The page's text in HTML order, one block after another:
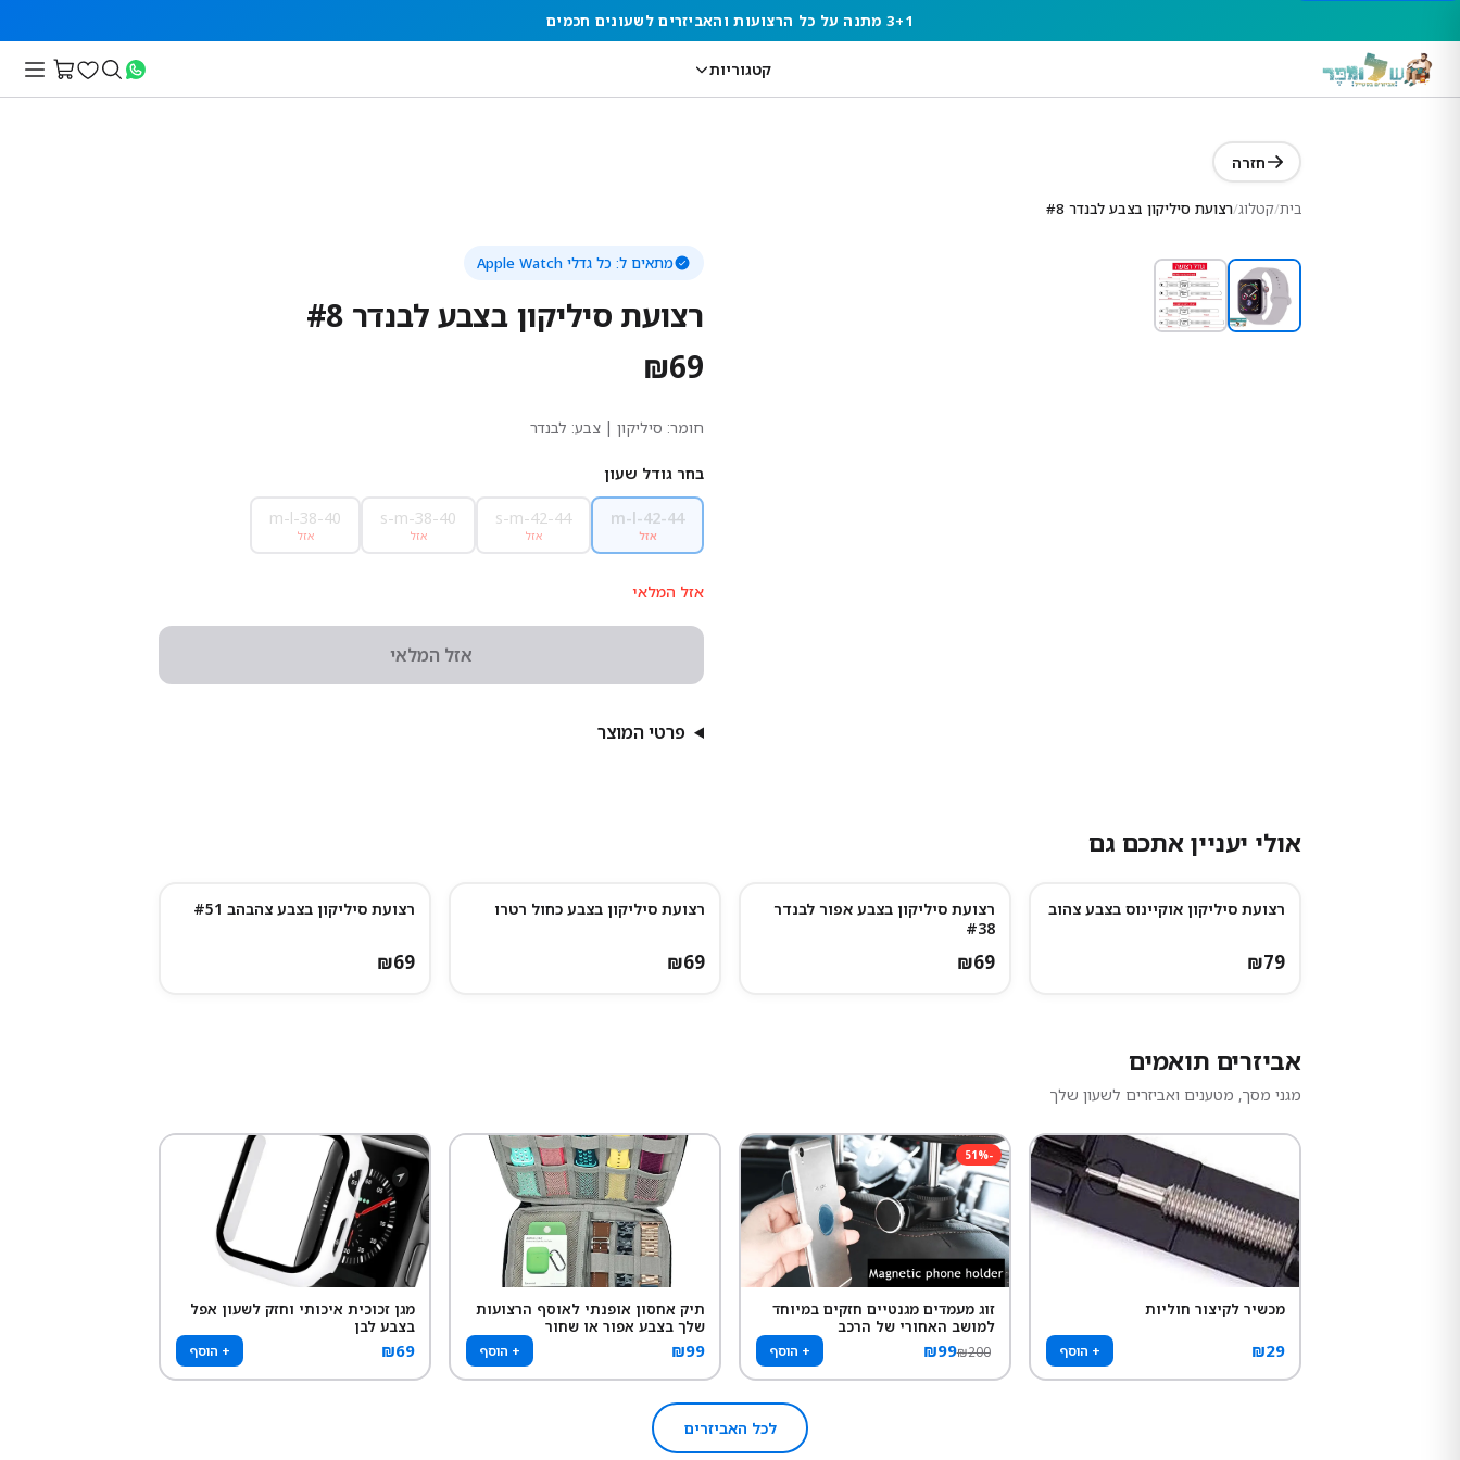
3+1 מתנה על כל הרצועות והאביזרים לשעונים חכמים
קטגוריות
חזרה
בית/קטלוג/רצועת סיליקון בצבע לבנדר #8
מתאים ל: כל גדלי Apple Watch
רצועת סיליקון בצבע לבנדר #8
₪69
חומר: סיליקון | צבע: לבנדר
בחר גודל שעון
m-l-42-44
אזל
s-m-42-44
אזל
s-m-38-40
אזל
m-l-38-40
אזל
אזל המלאי
אזל המלאי
פרטי המוצר
אולי יעניין אתכם גם
רצועת סיליקון אוקיינוס בצבע צהוב
₪79
רצועת סיליקון בצבע אפור לבנדר
#38
₪69
רצועת סיליקון בצבע כחול רטרו
₪69
רצועת סיליקון בצבע צהבהב #51
₪69
אביזרים תואמים
מגני מסך, מטענים ואביזרים לשעון שלך
מכשיר לקיצור חוליות
₪29 + הוסף
-
51%
זוג מעמדים מגנטיים חזקים במיוחד
למושב האחורי של הרכב
₪99₪200 + הוסף
תיק אחסון אופנתי לאוסף הרצועות
שלך בצבע אפור או שחור
₪99 + הוסף
מגן זכוכית איכותי וחזק לשעון אפל
בצבע לבן
₪69 + הוסף
לכל האביזרים